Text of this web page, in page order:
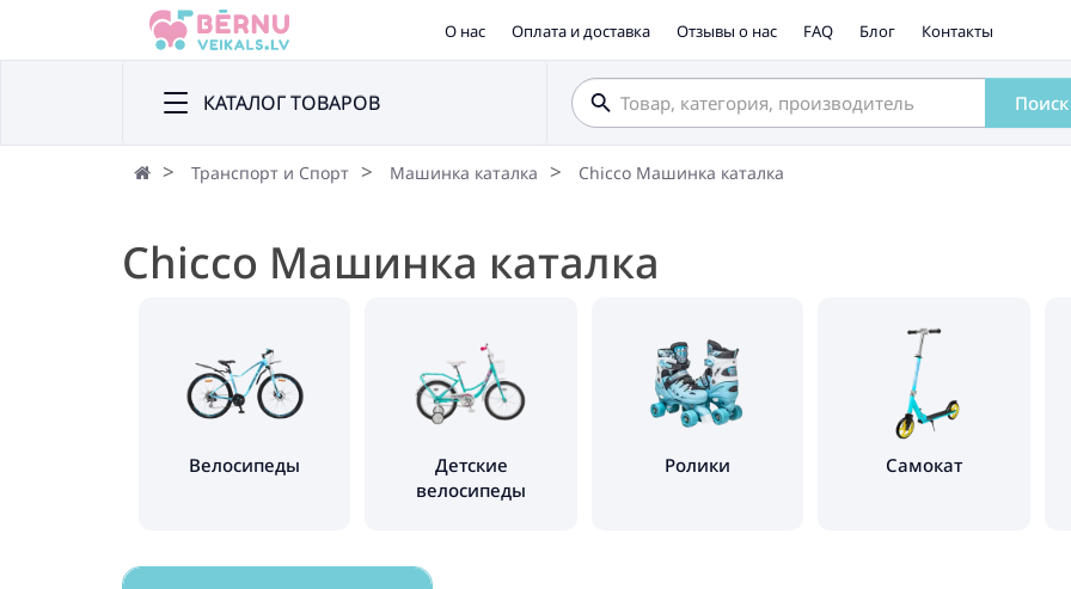
О нас Оплата и доставка Отзывы о нас FAQ Блог Контакты
КАТАЛОГ ТОВАРОВ Поиск
Транспорт и Спорт Машинка каталка Chicco Машинка каталка
Chicco Машинка каталка
Велосипеды
Детские
велосипеды
Ролики Самокат